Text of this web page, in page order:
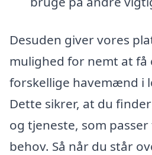
Desuden giver vores
mulighed for nemt at få
forskellige havemænd i
Dette sikrer, at du
og tjeneste, som
behov. Så når du står